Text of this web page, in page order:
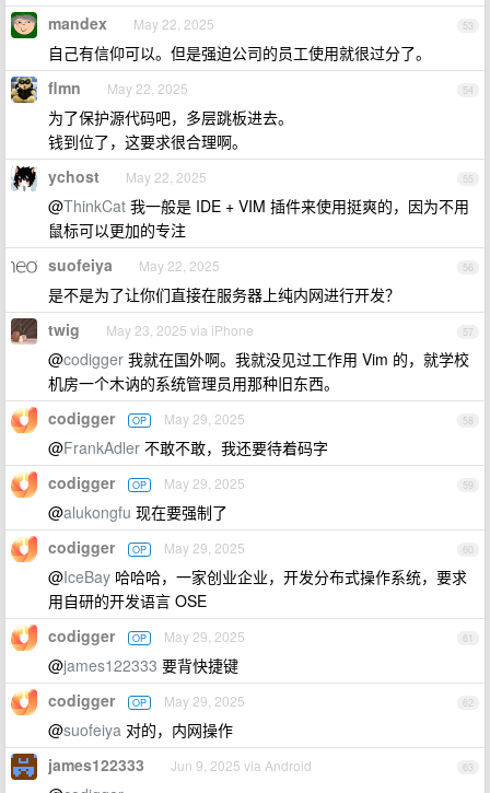
53
mandex May 22, 2025
自己有信仰可以。但是强迫公司的员工使用就很过分了。
54
flmn May 22, 2025
为了保护源代码吧，多层跳板进去。
钱到位了，这要求很合理啊。
55
ychost May 22, 2025
@ThinkCat 我一般是 IDE + VIM 插件来使用挺爽的，因为不用
鼠标可以更加的专注
56
suofeiya May 22, 2025
是不是为了让你们直接在服务器上纯内网进行开发？
57
twig May 23, 2025 via iPhone
@codigger 我就在国外啊。我就没见过工作用 Vim 的，就学校
机房一个木讷的系统管理员用那种旧东西。
58
codigger OP May 29, 2025
@FrankAdler 不敢不敢，我还要待着码字
59
codigger OP May 29, 2025
@alukongfu 现在要强制了
60
codigger OP May 29, 2025
@IceBay 哈哈哈，一家创业企业，开发分布式操作系统，要求
用自研的开发语言 OSE
61
codigger OP May 29, 2025
@james122333 要背快捷键
62
codigger OP May 29, 2025
@suofeiya 对的，内网操作
63
james122333 Jun 9, 2025 via Android